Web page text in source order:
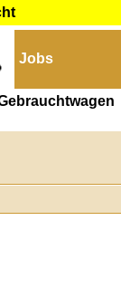
Jobs
Gebrauchtwagen